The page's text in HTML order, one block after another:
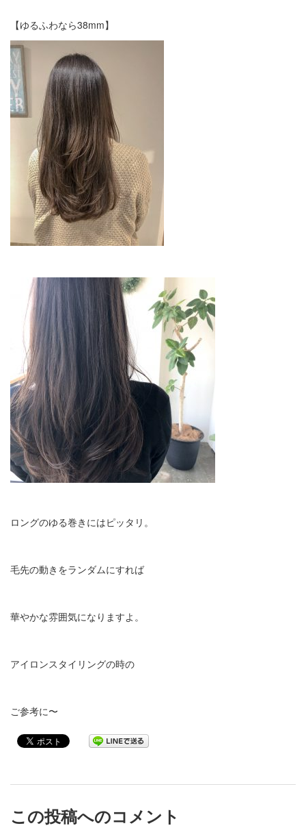
【ゆるふわなら38mm】
ロングのゆる巻きにはピッタリ。
毛先の動きをランダムにすれば
華やかな雰囲気になりますよ。
アイロンスタイリングの時の
ご参考に〜
この投稿へのコメント